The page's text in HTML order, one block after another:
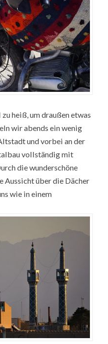
heiß, um draußen etwas
wir abends ein wenig
und vorbei an der
vollständig mit
die wunderschöne
Aussicht über die Dächer
wie in einem